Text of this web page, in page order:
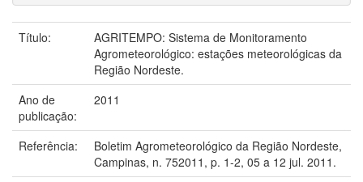
Título:
AGRITEMPO: Sistema de Monitoramento
Agrometeorológico: estações meteorológicas da
Região Nordeste.
Ano de
publicação:
2011
Referência:
Boletim Agrometeorológico da Região Nordeste,
Campinas, n. 752011, p. 1-2, 05 a 12 jul. 2011.